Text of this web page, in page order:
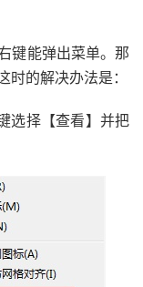
能弹出菜单。那
的解决办法是：
择【查看】并把